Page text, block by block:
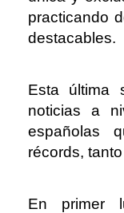
practicando
destacables.
Esta última
noticias a
españolas
récords,
En primer